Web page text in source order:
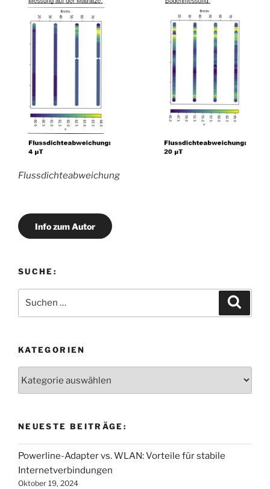
Flussdichteabweichung
Info zum Autor
SUCHE:
nach:
KATEGORIEN
NEUESTE BEITRÄGE:
Powerline-Adapter vs. WLAN: Vorteile für stabile
Internetverbindungen
Oktober 19, 2024